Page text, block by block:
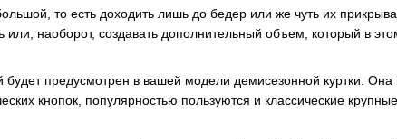
то есть доходить лишь до бедер или же чуть их
или, наоборот, создавать дополнительный объем, который в
предусмотрен в вашей модели демисезонной куртки. Она
кнопок, популярностью пользуются и классические